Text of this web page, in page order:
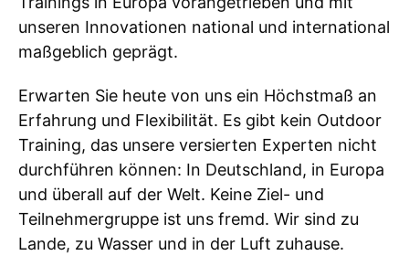
unseren Innovationen national und international
maßgeblich geprägt.
Erwarten Sie heute von uns ein Höchstmaß an
Erfahrung und Flexibilität. Es gibt kein Outdoor
Training, das unsere versierten Experten nicht
durchführen können: In Deutschland, in Europa
und überall auf der Welt. Keine Ziel- und
Teilnehmergruppe ist uns fremd. Wir sind zu
Lande, zu Wasser und in der Luft zuhause.